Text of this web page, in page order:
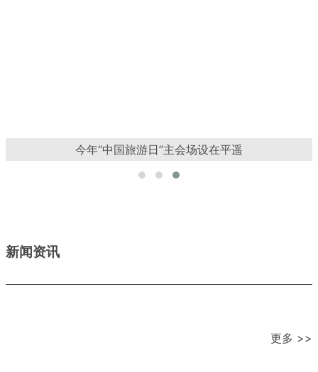
今年“中国旅游日”主会场设在平遥
新闻资讯
更多 >>